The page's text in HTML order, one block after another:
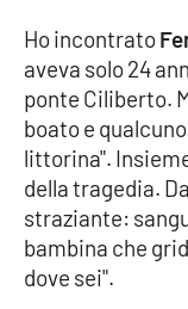
LA
Destinazioni
Eventi
Food
Storie
Ho incontrato
aveva solo 24
ponte Ciliberto.
boato e
littorina".
della tragedia.
straziante:
bambina che
dove sei".